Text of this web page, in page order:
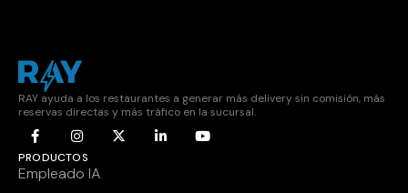
RAY ayuda a los restaurantes a generar más delivery sin comisión, más
reservas directas y más tráfico en la sucursal.
PRODUCTOS
Empleado IA